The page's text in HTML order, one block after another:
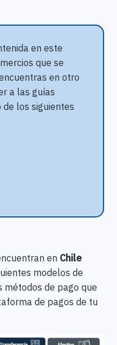
en este
que se
en otro
a las guías
los siguientes
en Chile
modelos de
métodos de pago que
de pagos de tu